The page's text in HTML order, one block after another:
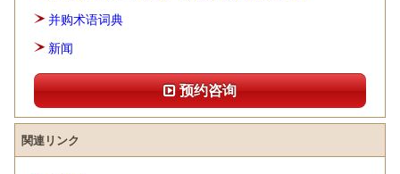
并购术语词典
新闻
预约咨询
関連リンク